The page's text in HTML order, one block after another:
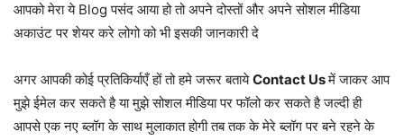
आपको मेरा ये Blog पसंद आया हो तो अपने दोस्तों और अपने सोशल मीडिया
अकाउंट पर शेयर करे लोगो को भी इसकी जानकारी दे
अगर आपकी कोई प्रतिकिर्याएँ हों तो हमे जरूर बतायेContact Usमें जाकर आप
मुझे ईमेल कर सकते है या मुझे सोशल मीडिया पर फॉलो कर सकते है जल्दी ही
आपसे एक नए ब्लॉग के साथ मुलाकात होगी तब तक के मेरे ब्लॉग पर बने रहने के